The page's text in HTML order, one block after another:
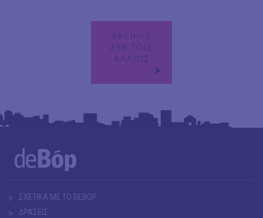
ARCHIVE
ΣΥΝ ΤΟΙΣ
ΑΛΛΟΙΣ
ΣΧΕΤΙΚΑ ΜΕ ΤΟ DEBOP
ΔΡΑΣΕΙΣ